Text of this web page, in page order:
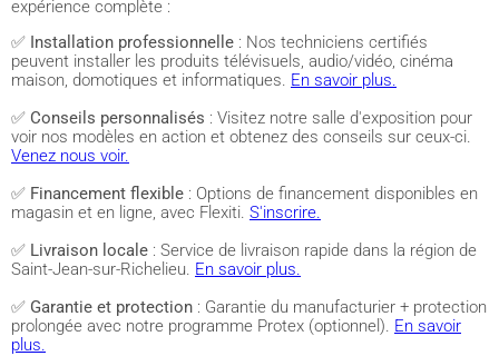
expérience complète :
✅ Installation professionnelle : Nos techniciens certifiés
peuvent installer les produits télévisuels, audio/vidéo, cinéma
maison, domotiques et informatiques. En savoir plus.
✅ Conseils personnalisés : Visitez notre salle d'exposition pour
voir nos modèles en action et obtenez des conseils sur ceux-ci.
Venez nous voir.
✅ Financement flexible : Options de financement disponibles en
magasin et en ligne, avec Flexiti. S'inscrire.
✅ Livraison locale : Service de livraison rapide dans la région de
Saint-Jean-sur-Richelieu. En savoir plus.
✅ Garantie et protection : Garantie du manufacturier + protection
prolongée avec notre programme Protex (optionnel). En savoir
plus.